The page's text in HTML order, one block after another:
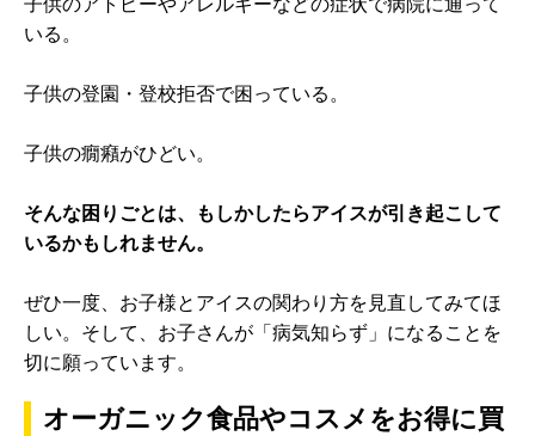
いる。
子供の登園・登校拒否で困っている。
子供の癇癪がひどい。
そんな困りごとは、もしかしたらアイスが引き起こして
いるかもしれません。
ぜひ一度、お子様とアイスの関わり方を見直してみてほ
しい。そして、お子さんが「病気知らず」になることを
切に願っています。
オーガニック食品やコスメをお得に買